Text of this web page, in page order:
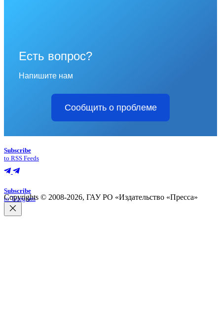
Есть вопрос?
Напишите нам
Сообщить о проблеме
Subscribe
to RSS Feeds
Subscribe
to Telegram
Copyrights © 2008-2026, ГАУ РО «Издательство «Пресса»